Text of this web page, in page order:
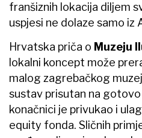
franšiznih lokacija diljem
uspjesi ne dolaze samo iz
Hrvatska priča o Muzeju
lokalni koncept može
malog zagrebačkog
sustav prisutan na
konačnici je privukao i
equity fonda. Sličnih